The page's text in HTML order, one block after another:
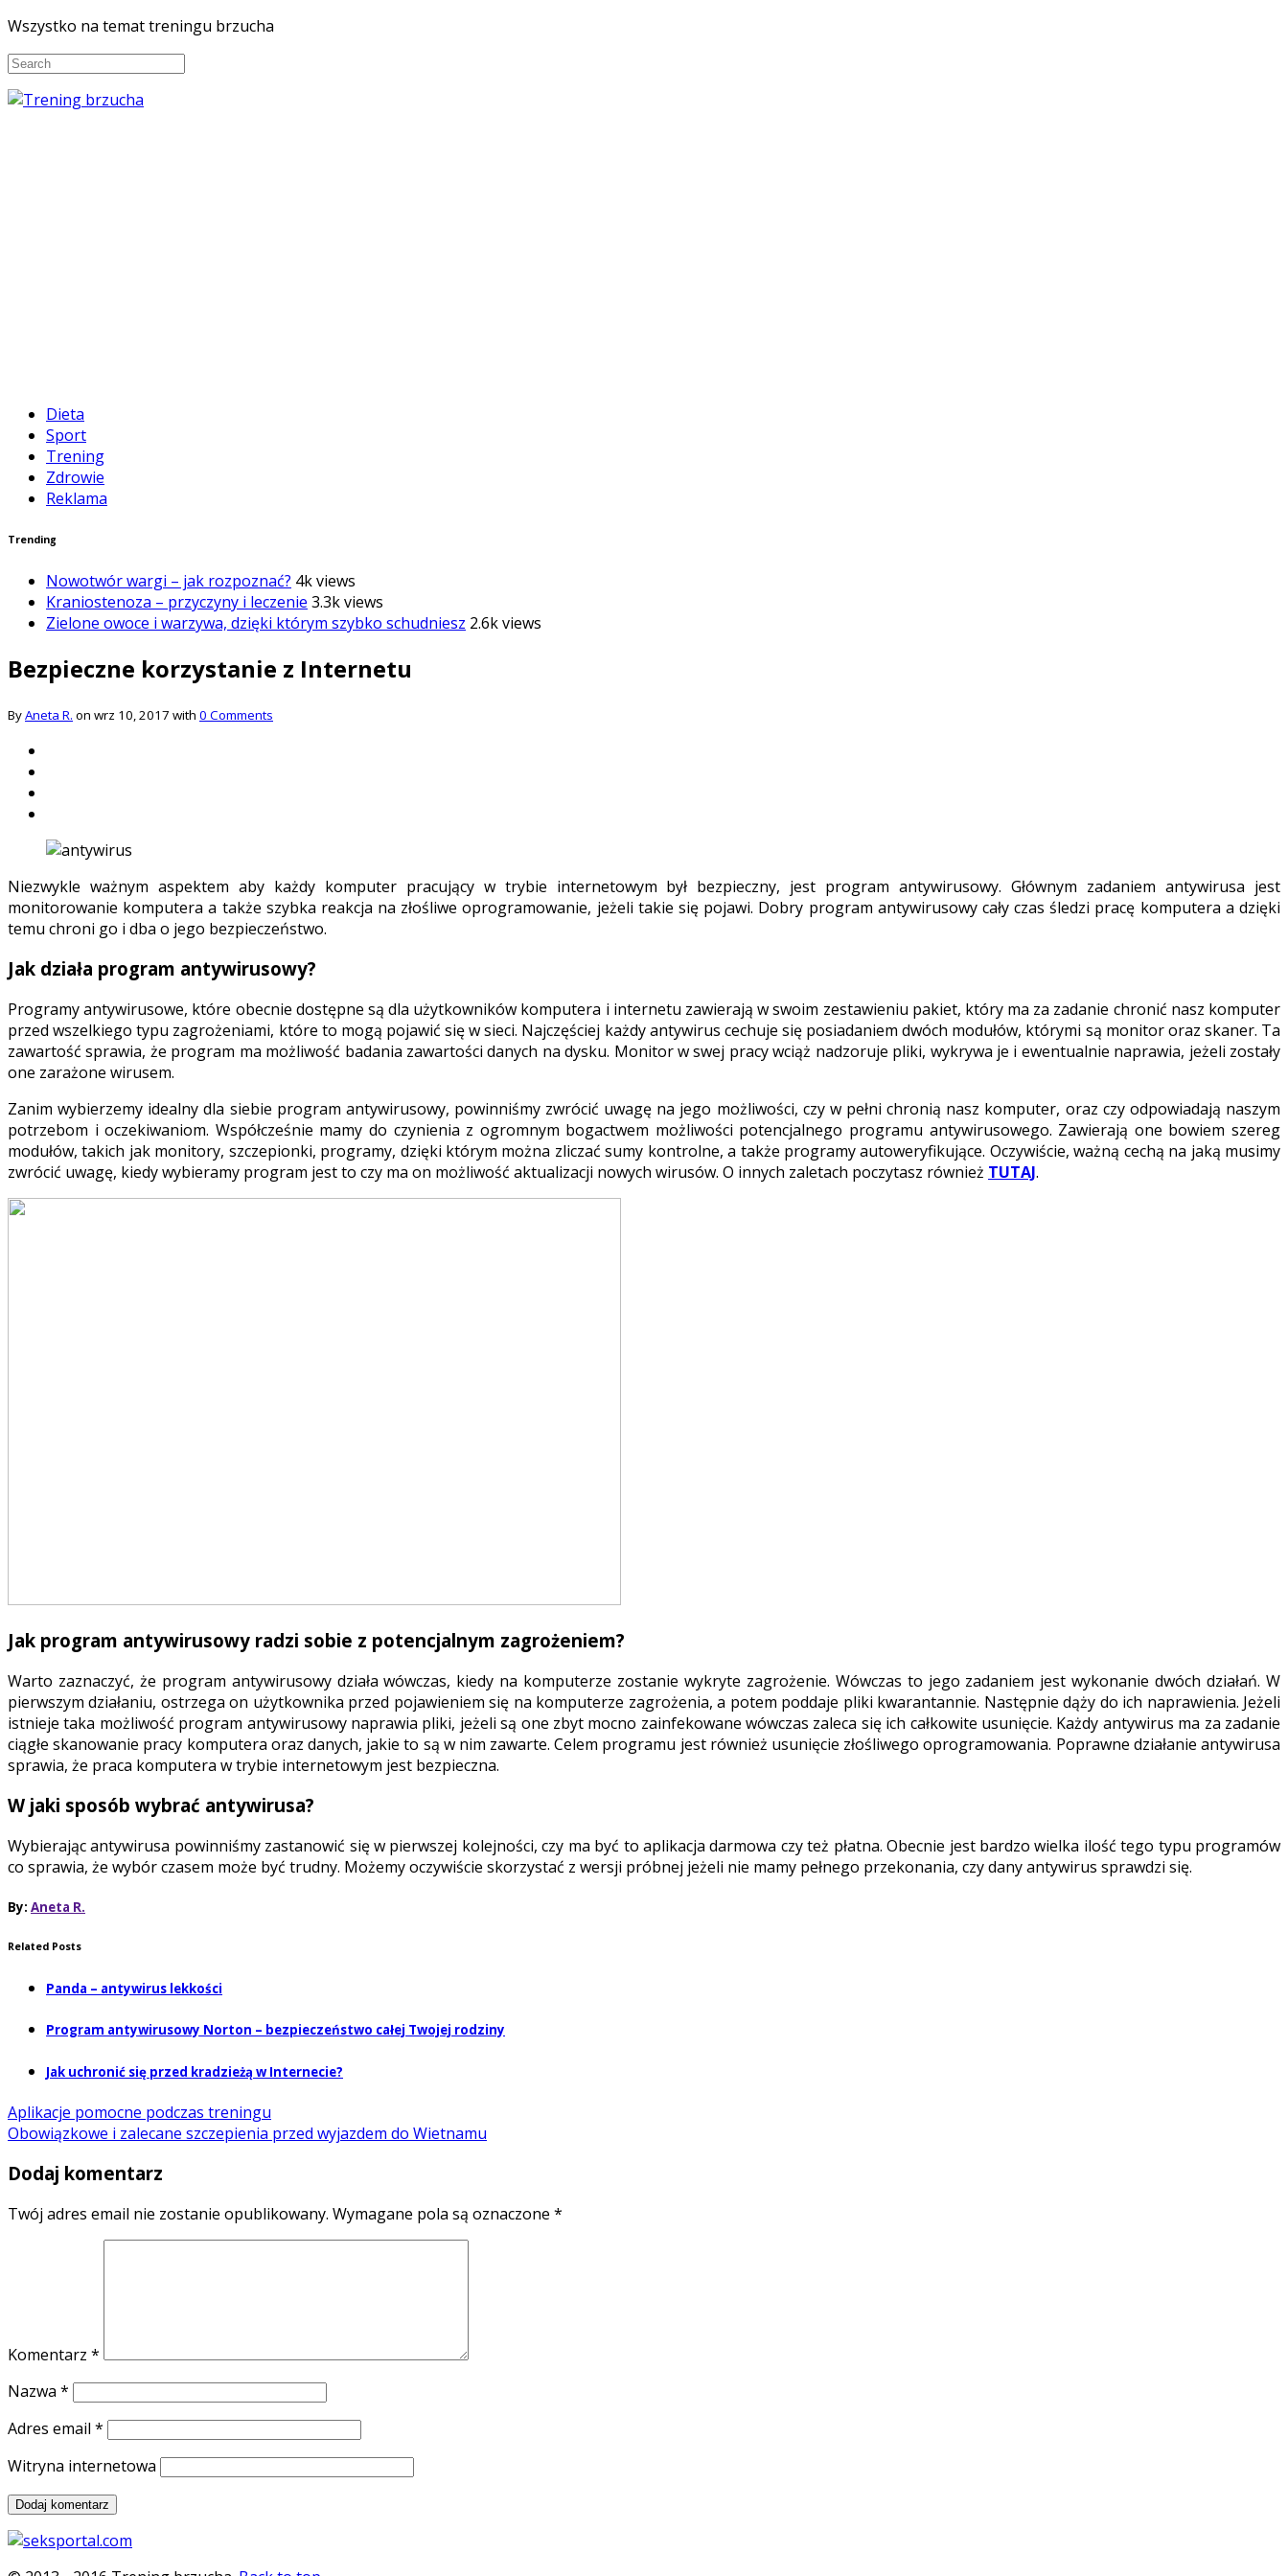
Wszystko na temat treningu brzucha
Dieta
Sport
Trening
Zdrowie
Reklama
Trending
Nowotwór wargi – jak rozpoznać? 4k views
Kraniostenoza – przyczyny i leczenie 3.3k views
Zielone owoce i warzywa, dzięki którym szybko schudniesz 2.6k views
Bezpieczne korzystanie z Internetu
ByAneta R. on wrz 10, 2017 with 0 Comments
Niezwykle ważnym aspektem aby każdy komputer pracujący w trybie internetowym był bezpieczny, jest program antywirusowy. Głównym zadaniem antywirusa jest
monitorowanie komputera a także szybka reakcja na złośliwe oprogramowanie, jeżeli takie się pojawi. Dobry program antywirusowy cały czas śledzi pracę komputera a dzięki
temu chroni go i dba o jego bezpieczeństwo.
Jak działa program antywirusowy?
Programy antywirusowe, które obecnie dostępne są dla użytkowników komputera i internetu zawierają w swoim zestawieniu pakiet, który ma za zadanie chronić nasz komputer
przed wszelkiego typu zagrożeniami, które to mogą pojawić się w sieci. Najczęściej każdy antywirus cechuje się posiadaniem dwóch modułów, którymi są monitor oraz skaner. Ta
zawartość sprawia, że program ma możliwość badania zawartości danych na dysku. Monitor w swej pracy wciąż nadzoruje pliki, wykrywa je i ewentualnie naprawia, jeżeli zostały
one zarażone wirusem.
Zanim wybierzemy idealny dla siebie program antywirusowy, powinniśmy zwrócić uwagę na jego możliwości, czy w pełni chronią nasz komputer, oraz czy odpowiadają naszym
potrzebom i oczekiwaniom. Współcześnie mamy do czynienia z ogromnym bogactwem możliwości potencjalnego programu antywirusowego. Zawierają one bowiem szereg
modułów, takich jak monitory, szczepionki, programy, dzięki którym można zliczać sumy kontrolne, a także programy autoweryfikujące. Oczywiście, ważną cechą na jaką musimy
zwrócić uwagę, kiedy wybieramy program jest to czy ma on możliwość aktualizacji nowych wirusów. O innych zaletach poczytasz również TUTAJ.
Jak program antywirusowy radzi sobie z potencjalnym zagrożeniem?
Warto zaznaczyć, że program antywirusowy działa wówczas, kiedy na komputerze zostanie wykryte zagrożenie. Wówczas to jego zadaniem jest wykonanie dwóch działań. W
pierwszym działaniu, ostrzega on użytkownika przed pojawieniem się na komputerze zagrożenia, a potem poddaje pliki kwarantannie. Następnie dąży do ich naprawienia. Jeżeli
istnieje taka możliwość program antywirusowy naprawia pliki, jeżeli są one zbyt mocno zainfekowane wówczas zaleca się ich całkowite usunięcie. Każdy antywirus ma za zadanie
ciągłe skanowanie pracy komputera oraz danych, jakie to są w nim zawarte. Celem programu jest również usunięcie złośliwego oprogramowania. Poprawne działanie antywirusa
sprawia, że praca komputera w trybie internetowym jest bezpieczna.
W jaki sposób wybrać antywirusa?
Wybierając antywirusa powinniśmy zastanowić się w pierwszej kolejności, czy ma być to aplikacja darmowa czy też płatna. Obecnie jest bardzo wielka ilość tego typu programów
co sprawia, że wybór czasem może być trudny. Możemy oczywiście skorzystać z wersji próbnej jeżeli nie mamy pełnego przekonania, czy dany antywirus sprawdzi się.
By: Aneta R.
Related Posts
Panda – antywirus lekkości
Program antywirusowy Norton – bezpieczeństwo całej Twojej rodziny
Jak uchronić się przed kradzieżą w Internecie?
Aplikacje pomocne podczas treningu
Obowiązkowe i zalecane szczepienia przed wyjazdem do Wietnamu
Dodaj komentarz
Twój adres email nie zostanie opublikowany. Wymagane pola są oznaczone *
Komentarz *
Nazwa *
Adres email *
Witryna internetowa